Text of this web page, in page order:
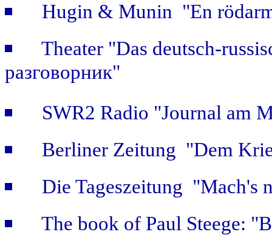
Hugin & Munin "En
Theater "Das deutsch-
разговорник"
SWR2 Radio "Journal am
Berliner Zeitung "Dem
Die Tageszeitung "Mach's
The book of Paul Steege: